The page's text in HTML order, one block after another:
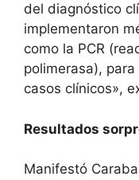
del diagnóstico
implementaron
como la PCR
polimerasa),
casos clínicos»,
Resultados
Manifestó